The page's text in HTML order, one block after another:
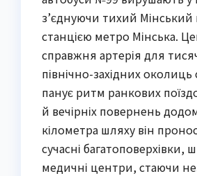
з’єднуючи тихий Мінський
станцією метро Мінська.
справжня артерія для
північно-західних
панує ритм ранкових
й вечірніх повернень
кілометра шляху він
сучасні багатоповерхівки,
медичні центри, стаючи